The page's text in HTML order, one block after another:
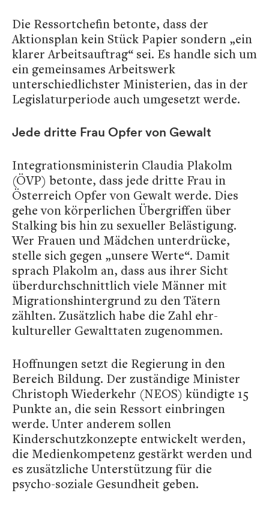
Die Ressortchefin betonte, dass der
Aktionsplan kein Stück Papier sondern „ein
klarer Arbeitsauftrag“ sei. Es handle sich um
ein gemeinsames Arbeitswerk
unterschiedlichster Ministerien, das in der
Legislaturperiode auch umgesetzt werde.
Jede dritte Frau Opfer von Gewalt
Integrationsministerin Claudia Plakolm
(ÖVP) betonte, dass jede dritte Frau in
Österreich Opfer von Gewalt werde. Dies
gehe von körperlichen Übergriffen über
Stalking bis hin zu sexueller Belästigung.
Wer Frauen und Mädchen unterdrücke,
stelle sich gegen „unsere Werte“. Damit
sprach Plakolm an, dass aus ihrer Sicht
überdurchschnittlich viele Männer mit
Migrationshintergrund zu den Tätern
zählten. Zusätzlich habe die Zahl ehr-
kultureller Gewalttaten zugenommen.
Hoffnungen setzt die Regierung in den
Bereich Bildung. Der zuständige Minister
Christoph Wiederkehr (NEOS) kündigte 15
Punkte an, die sein Ressort einbringen
werde. Unter anderem sollen
Kinderschutzkonzepte entwickelt werden,
die Medienkompetenz gestärkt werden und
es zusätzliche Unterstützung für die
psycho-soziale Gesundheit geben.